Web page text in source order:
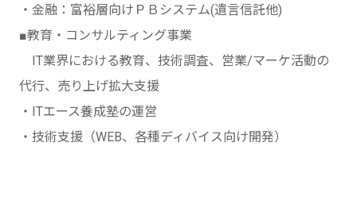
・金融：富裕層向けＰＢシステム(遺言信託他)
■教育・コンサルティング事業
IT業界における教育、技術調査、営業/マーケ活動の
代行、売り上げ拡大支援
・ITエース養成塾の運営
・技術支援（WEB、各種ディバイス向け開発）